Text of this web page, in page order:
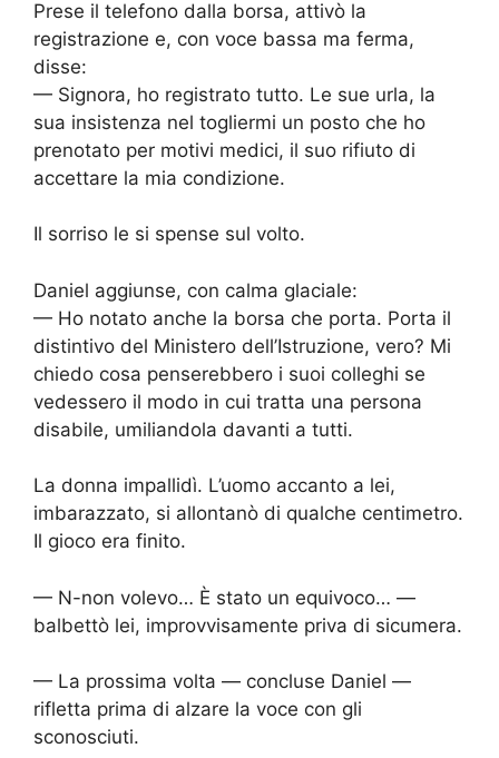
Prese il telefono dalla borsa, attivò la
registrazione e, con voce bassa ma ferma,
disse:
— Signora, ho registrato tutto. Le sue urla, la
sua insistenza nel togliermi un posto che ho
prenotato per motivi medici, il suo rifiuto di
accettare la mia condizione.
Il sorriso le si spense sul volto.
Daniel aggiunse, con calma glaciale:
— Ho notato anche la borsa che porta. Porta il
distintivo del Ministero dell’Istruzione, vero? Mi
chiedo cosa penserebbero i suoi colleghi se
vedessero il modo in cui tratta una persona
disabile, umiliandola davanti a tutti.
La donna impallidì. L’uomo accanto a lei,
imbarazzato, si allontanò di qualche centimetro.
Il gioco era finito.
— N-non volevo… È stato un equivoco… —
balbettò lei, improvvisamente priva di sicumera.
— La prossima volta — concluse Daniel —
rifletta prima di alzare la voce con gli
sconosciuti.